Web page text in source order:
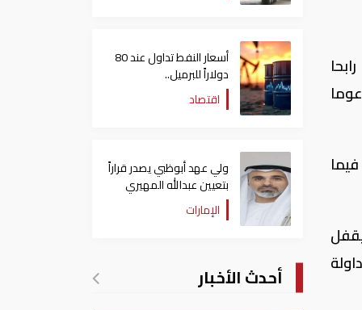
تعاملات جلسة اليوم الاثنين، مرتفعا بنسبة 0.61%، رابحا
مليار ريال، مدعوما
فيما
رابحا 900.68 نقطة، ليقفل
المتداولة
أسعار النفط تداول عند 80
دولاراً للبرميل..
وتراجع الأسهم الأمريكية
اقتصاد
ولي عهد أبوظبي يصدر قراراً
بتعيين عبدالله المهيري
رئيسا لـ"أبوظبي للتراث"
الإمارات
أحدث الأخبار